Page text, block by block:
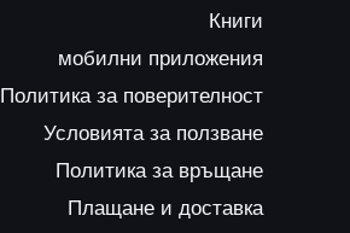
Книги
мобилни приложения
Политика за поверителност
Условията за ползване
Политика за връщане
Плащане и доставка